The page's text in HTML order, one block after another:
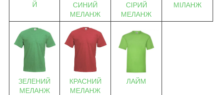
Й
СИНИЙ
МЕЛАНЖ
СІРИЙ
МЕЛАНЖ
МІЛАНЖ
ЗЕЛЕНИЙ
МЕЛАНЖ
КРАСНИЙ
МЕЛАНЖ
ЛАЙМ